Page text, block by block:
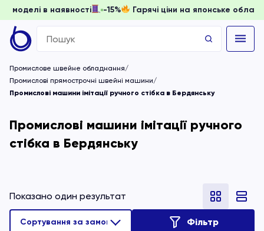
моделі в наявності -15% Гарячі ціни на японське
Search
for:
Промислове швейне обладнання
Промислові прямострочні швейні машини
Промислові машини імітації ручного стібка в Бердянську
Промислові машини імітації ручного
стібка в Бердянську
Показано один результат
Фільтр